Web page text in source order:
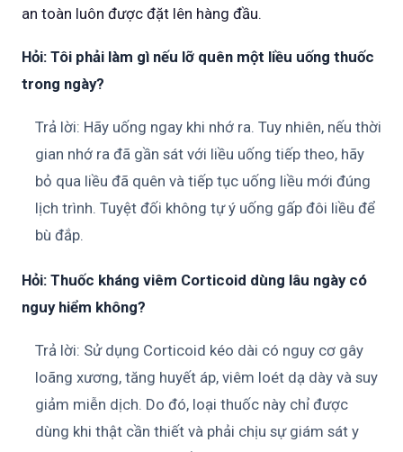
an toàn luôn được đặt lên hàng đầu.
Hỏi: Tôi phải làm gì nếu lỡ quên một liều uống thuốc
trong ngày?
Trả lời: Hãy uống ngay khi nhớ ra. Tuy nhiên, nếu thời
gian nhớ ra đã gần sát với liều uống tiếp theo, hãy
bỏ qua liều đã quên và tiếp tục uống liều mới đúng
lịch trình. Tuyệt đối không tự ý uống gấp đôi liều để
bù đắp.
Hỏi: Thuốc kháng viêm Corticoid dùng lâu ngày có
nguy hiểm không?
Trả lời: Sử dụng Corticoid kéo dài có nguy cơ gây
loãng xương, tăng huyết áp, viêm loét dạ dày và suy
giảm miễn dịch. Do đó, loại thuốc này chỉ được
dùng khi thật cần thiết và phải chịu sự giám sát y